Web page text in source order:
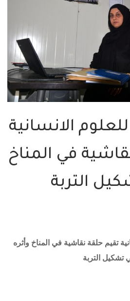
للعلوم الانسانية
في المناخ
التربة
تقيم حلقة نقاشية في المناخ وأثره
تشكيل التربة